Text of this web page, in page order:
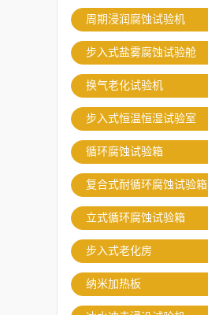
周期浸润腐蚀试验机
步入式盐雾腐蚀试验舱
换气老化试验机
步入式恒温恒湿试验室
循环腐蚀试验箱
复合式耐循环腐蚀试验箱
立式循环腐蚀试验箱
步入式老化房
纳米加热板